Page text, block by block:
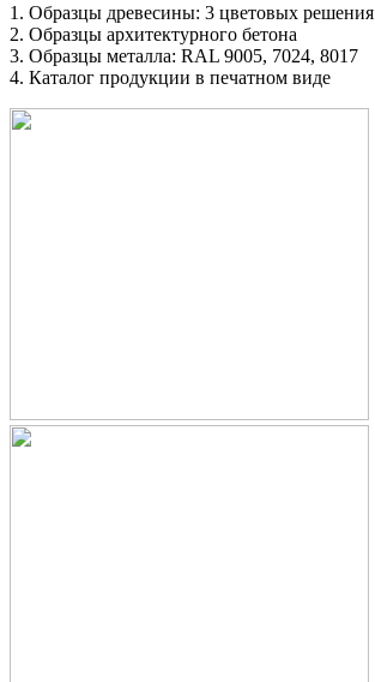
1. Образцы древесины: 3 цветовых решения
2. Образцы архитектурного бетона
3. Образцы металла: RAL 9005, 7024, 8017
4. Каталог продукции в печатном виде